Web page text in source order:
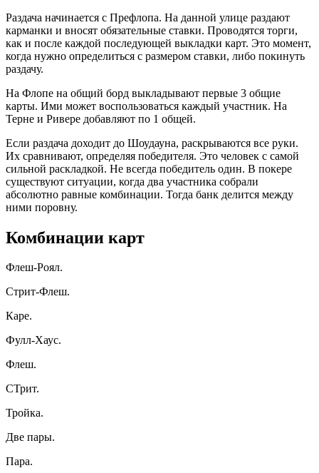
Раздача начинается с Префлопа. На данной улице раздают
карманки и вносят обязательные ставки. Проводятся торги,
как и после каждой последующей выкладки карт. Это момент,
когда нужно определиться с размером ставки, либо покинуть
раздачу.
На Флопе на общий борд выкладывают первые 3 общие
карты. Ими может воспользоваться каждый участник. На
Терне и Ривере добавляют по 1 общей.
Если раздача доходит до Шоудауна, раскрываются все руки.
Их сравнивают, определяя победителя. Это человек с самой
сильной раскладкой. Не всегда победитель один. В покере
существуют ситуации, когда два участника собрали
абсолютно равные комбинации. Тогда банк делится между
ними поровну.
Комбинации карт
Флеш-Роял.
Стрит-Флеш.
Каре.
Фулл-Хаус.
Флеш.
СТрит.
Тройка.
Две пары.
Пара.